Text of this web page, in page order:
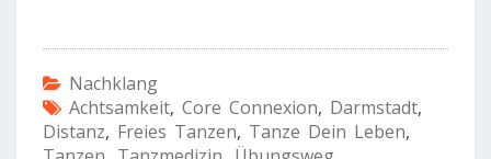
Nachklang
Achtsamkeit, Core Connexion, Darmstadt,
Distanz, Freies Tanzen, Tanze Dein Leben,